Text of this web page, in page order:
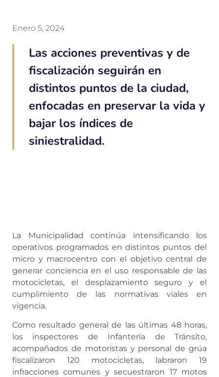
Enero 5, 2024
Las acciones preventivas y de
fiscalización seguirán en
distintos puntos de la ciudad,
enfocadas en preservar la vida y
bajar los índices de
siniestralidad.
La Municipalidad continúa intensificando los
operativos programados en distintos puntos del
micro y macrocentro con el objetivo central de
generar conciencia en el uso responsable de las
motocicletas, el desplazamiento seguro y el
cumplimiento de las normativas viales en
vigencia.
Como resultado general de las últimas 48 horas,
los inspectores de Infantería de Tránsito,
acompañados de motoristas y personal de grúa
fiscalizaron 120 motocicletas, labraron 19
infracciones comunes y secuestraron 17 motos